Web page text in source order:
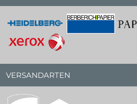
VERSANDARTEN